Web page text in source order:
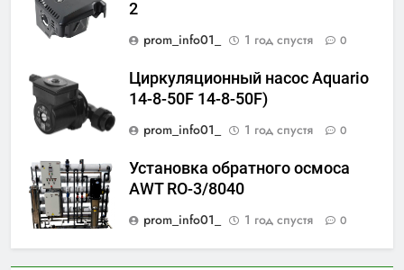
2
prom_info01_
1 год спустя 0
Циркуляционный насос Aquario
14-8-50F 14-8-50F)
prom_info01_
1 год спустя 0
Установка обратного осмоса
AWT RO-3/8040
prom_info01_
1 год спустя 0